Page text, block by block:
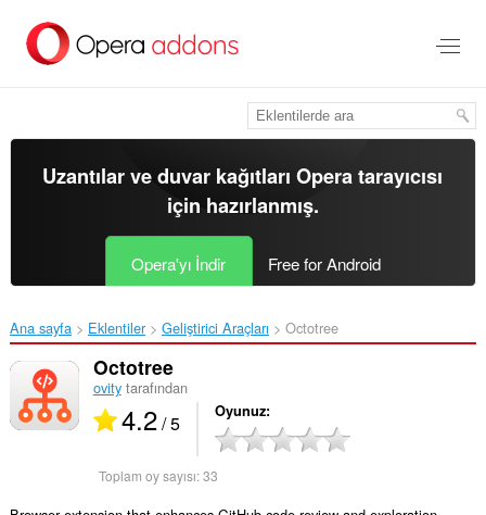
içeriğe
Uzantılar ve duvar kağıtlarıOpera tarayıcısı
için hazırlanmış.
Opera'yı İndir Free for Android
Ana sayfa Eklentiler Geliştirici Araçları Octotree‎
Octotree
ovitytarafından
4.2/ 5 Oyunuz
Toplam oy sayısı:33